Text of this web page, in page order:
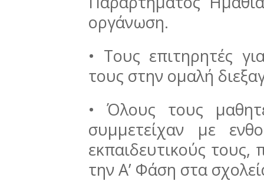
οργάνωση.
• Τους επιτηρητές
τους στην ομαλή
• Όλους τους
συμμετείχαν με
εκπαιδευτικούς τους,
την Α’ Φάση στα